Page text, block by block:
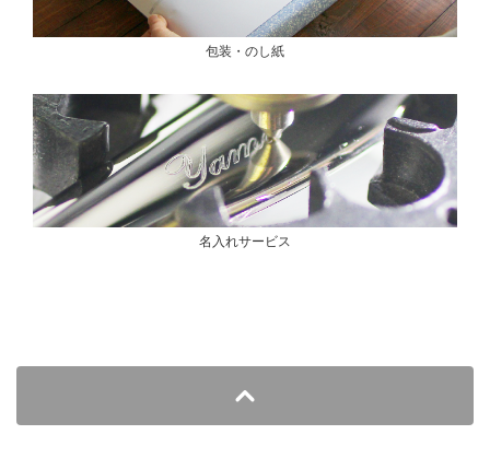
包装・のし紙
名入れサービス